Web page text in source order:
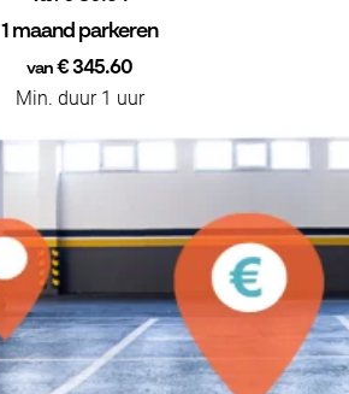
1 maand parkeren
van€ 345.60
Min. duur 1 uur